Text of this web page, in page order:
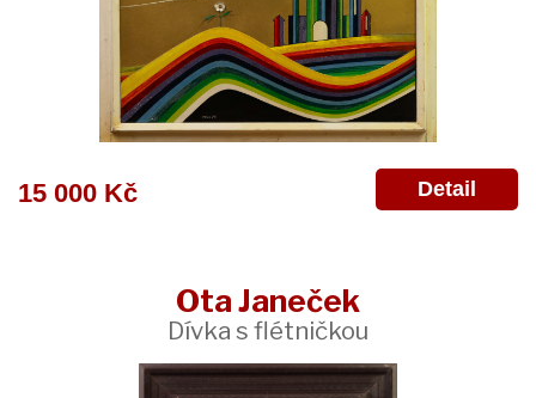
15 000 Kč Detail
Ota Janeček
Dívka s flétničkou